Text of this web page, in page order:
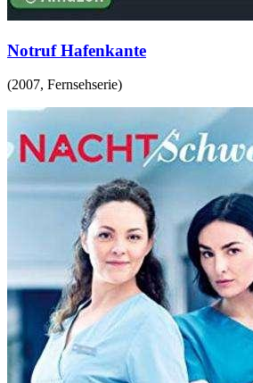
Notruf Hafenkante
(2007, Fernsehserie)